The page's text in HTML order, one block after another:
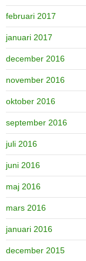
februari 2017
januari 2017
december 2016
november 2016
oktober 2016
september 2016
juli 2016
juni 2016
maj 2016
mars 2016
januari 2016
december 2015